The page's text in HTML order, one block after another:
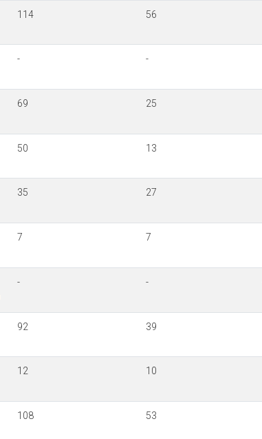
114 56
- -
69 25
50 13
35 27
7 7
- -
92 39
12 10
108 53